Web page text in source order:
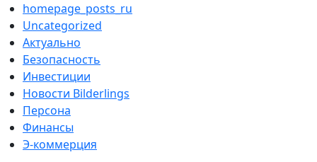
homepage_posts_ru
Uncategorized
Актуально
Безопасность
Инвестиции
Новости Bilderlings
Персона
Финансы
Э-коммерция